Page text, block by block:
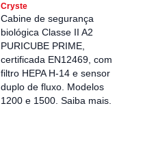
Cryste
Cabine de segurança
biológica Classe II A2
PURICUBE PRIME,
certificada EN12469, com
filtro HEPA H-14 e sensor
duplo de fluxo. Modelos
1200 e 1500. Saiba mais.